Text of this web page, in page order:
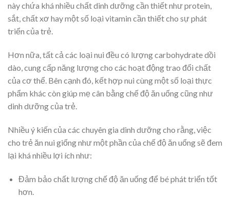
này chứa khá nhiều chất dinh dưỡng cần thiết như protein,
sắt, chất xơ hay một số loại vitamin cần thiết cho sự phát
triển của trẻ.
Hơn nữa, tất cả các loại nui đều có lượng carbohydrate dồi
dào, cung cấp năng lượng cho các hoạt động trao đổi chất
của cơ thể. Bên cạnh đó, kết hợp nui cùng một số loại thực
phẩm khác còn giúp mẹ cân bằng chế độ ăn uống cũng như
dinh dưỡng của trẻ.
Nhiều ý kiến của các chuyên gia dinh dưỡng cho rằng, việc
cho trẻ ăn nui giống như một phần của chế độ ăn uống sẽ đem
lại khá nhiều lợi ích như:
Đảm bảo chất lượng chế độ ăn uống để bé phát triển tốt
hơn.